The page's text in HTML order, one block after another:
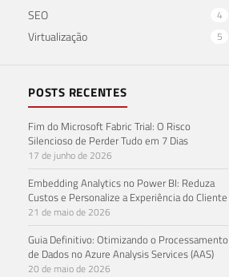
SEO 4
Virtualização 5
POSTS RECENTES
Fim do Microsoft Fabric Trial: O Risco
Silencioso de Perder Tudo em 7 Dias
17 de junho de 2026
Embedding Analytics no Power BI: Reduza
Custos e Personalize a Experiência do Cliente
21 de maio de 2026
Guia Definitivo: Otimizando o Processamento
de Dados no Azure Analysis Services (AAS)
20 de maio de 2026